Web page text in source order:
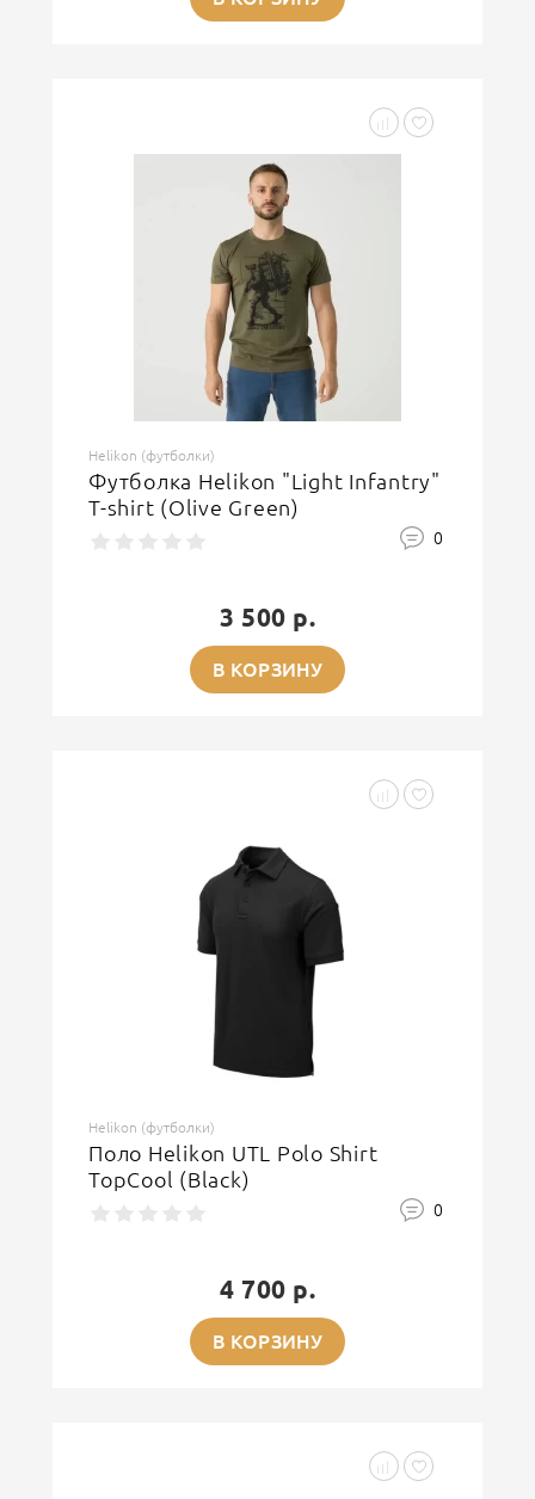
Helikon (футболки)
Футболка Helikon "Light Infantry"
T-shirt (Olive Green)
0
3 500 р.
В КОРЗИНУ
Helikon (футболки)
Поло Helikon UTL Polo Shirt
TopCool (Black)
0
4 700 р.
В КОРЗИНУ